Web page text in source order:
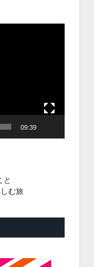
09:39
と
む旅